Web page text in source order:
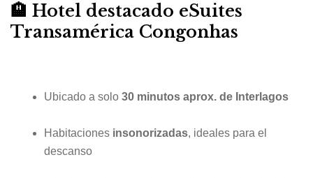
🏨 Hotel destacado eSuites
Transamérica Congonhas
Ubicado a solo 30 minutos aprox. de Interlagos
Habitaciones insonorizadas, ideales para el
descanso